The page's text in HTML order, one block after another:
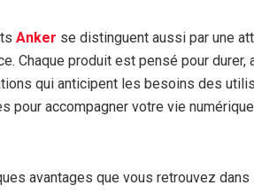
Anker se distinguent aussi par une
Chaque produit est pensé pour
qui anticipent les besoins des
pour accompagner votre vie
avantages que vous retrouvez dans